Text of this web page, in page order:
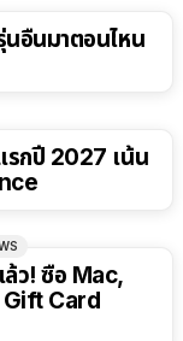
นอื่นมาตอนไหน
รกปี 2027 เน้น
ว! ซื้อ Mac,
Gift Card